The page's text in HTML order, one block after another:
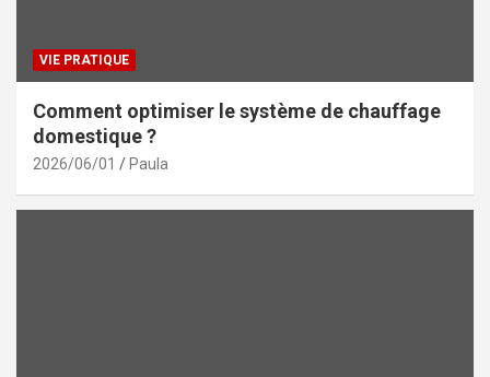
VIE PRATIQUE
Comment optimiser le système de chauffage
domestique ?
2026/06/01 Paula